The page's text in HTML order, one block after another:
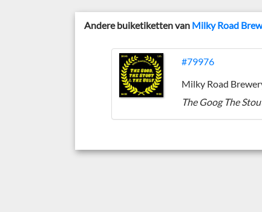
Andere buiketiketten van Milky Road
#79976
Milky Road